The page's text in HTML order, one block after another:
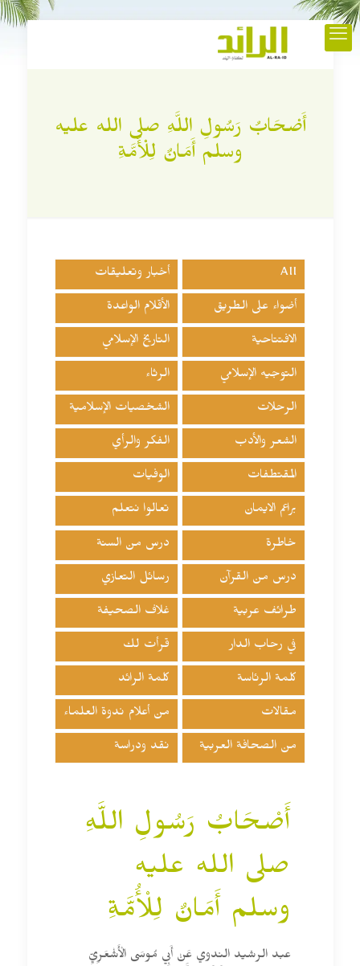
أَصْحَابُ رَسُولِ اللَّهِ صلى الله عليه
وسلم أَمَانٌ لِلْأُمَّةِ
All أخبار وتعليقات
أضواء على الطريق الأقلام الواعدة
الافتتاحية التاريخ الإسلامي
التوجيه الإسلامي الرثاء
الرحلات الشخصيات الإسلامية
الشعر والأدب الفكر والرأي
المقتطفات الوفيات
براعم الايمان تعالوا نتعلم
خاطرة درس من السنة
درس من القرآن رسائل التعازي
طرائف عربية غلاف الصحيفة
في رحاب الدار قرأت لك
كلمة الرئاسة كلمة الرائد
مقالات من أعلام ندوة العلماء
من الصحافة العربية نقد ودراسة
أَصْحَابُ رَسُولِ اللَّهِ
صلى الله عليه
وسلم أَمَانٌ لِلْأُمَّةِ
عبد الرشيد الندوي عَنْ أَبِي مُوسَى الْأَشْعَرِيِّ